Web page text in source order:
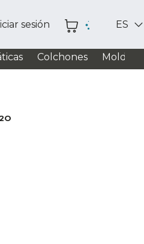
sesión ES
Colchones
Max/4070 H2O, 2900